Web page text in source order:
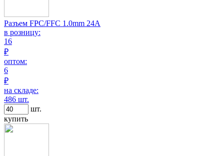
Разъем FPC/FFC 1.0mm 24A
в розницу:
16
₽
оптом:
6
₽
на складе:
486 шт.
шт.
купить